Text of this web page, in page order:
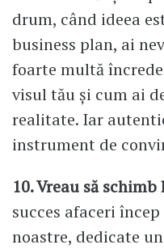
drum, când ideea
business plan, ai
foarte multă
visul tău și cum ai
realitate. Iar
instrument de
10. Vreau să schimb
succes afaceri
noastre, dedicate